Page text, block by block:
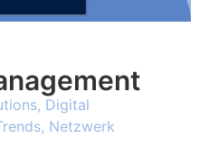
, Digital
, Netzwerk